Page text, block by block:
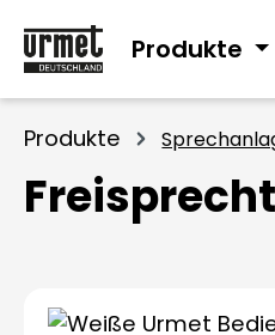
Hauptinhalt springen
Zur Suche springen
Zur Hauptnavigation
Produkte
Produkte
Bildergalerie